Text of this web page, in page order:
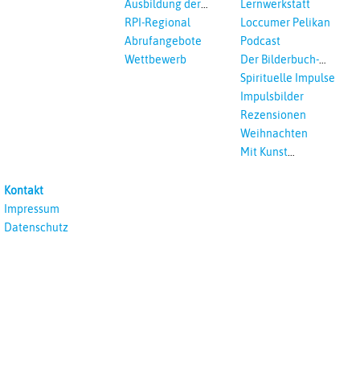
Ausbildung der
Vikar*innen
RPI-Regional
Abrufangebote
Wettbewerb
Lernwerkstatt
Loccumer Pelikan
Podcast
Der Bilderbuch-
Podcast
Spirituelle Impulse
Impulsbilder
Rezensionen
Weihnachten
Mit Kunst
Kontakt
Impressum
Datenschutz